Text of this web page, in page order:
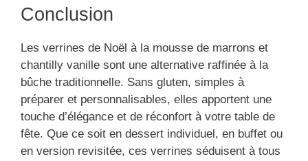
Conclusion
Les verrines de Noël à la mousse de marrons et
chantilly vanille sont une alternative raffinée à la
bûche traditionnelle. Sans gluten, simples à
préparer et personnalisables, elles apportent une
touche d’élégance et de réconfort à votre table de
fête. Que ce soit en dessert individuel, en buffet ou
en version revisitée, ces verrines séduisent à tous